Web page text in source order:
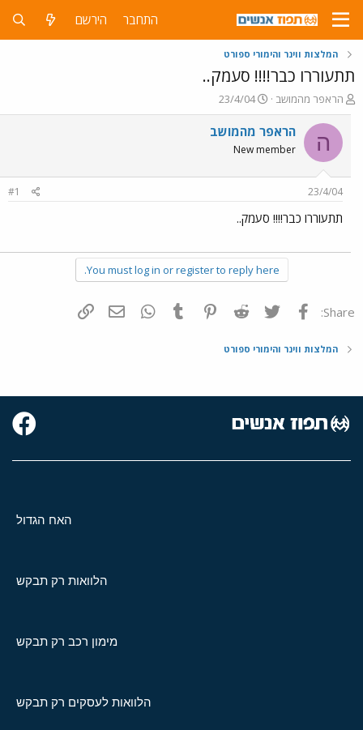
התחבר הירשם
המלצות ווינר והימורי ספורט
תתעוררו כבר!!!! סעמק..
פ
ו
ת
ח
ה
ש
א
הראפר מהמושב
פ
ו
ר
ם
ר
23/4/04
ה הראפר מהמושב
New member
23/4/04
#1
תתעוררו כבר!!!! סעמק..
You must log in or register to reply here.
Share: פייסבוק Twitter
Reddit
Pinterest
Tumblr
WhatsAppדואר אלקטרוני
המלצות ווינר והימורי ספורט
האח הגדול
הלוואות רק תבקש
מימון רכב רק תבקש
הלוואות לעסקים רק תבקש